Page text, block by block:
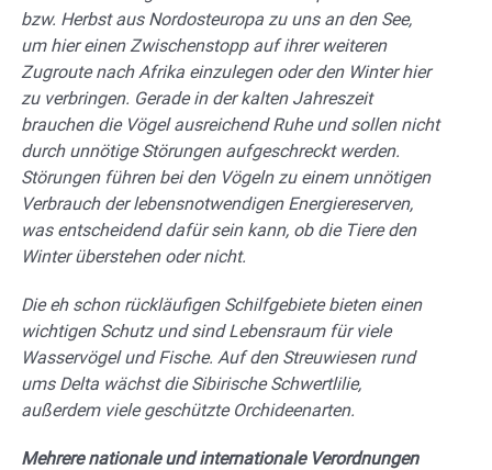
bzw. Herbst aus Nordosteuropa zu uns an den See,
um hier einen Zwischenstopp auf ihrer weiteren
Zugroute nach Afrika einzulegen oder den Winter hier
zu verbringen. Gerade in der kalten Jahreszeit
brauchen die Vögel ausreichend Ruhe und sollen nicht
durch unnötige Störungen aufgeschreckt werden.
Störungen führen bei den Vögeln zu einem unnötigen
Verbrauch der lebensnotwendigen Energiereserven,
was entscheidend dafür sein kann, ob die Tiere den
Winter überstehen oder nicht.
Die eh schon rückläufigen Schilfgebiete bieten einen
wichtigen Schutz und sind Lebensraum für viele
Wasservögel und Fische. Auf den Streuwiesen rund
ums Delta wächst die Sibirische Schwertlilie,
außerdem viele geschützte Orchideenarten.
Mehrere nationale und internationale Verordnungen